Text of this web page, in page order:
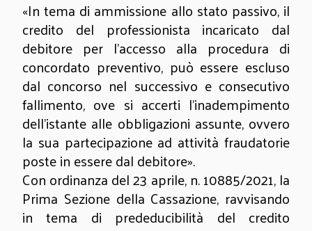
«In tema di ammissione allo stato passivo, il
credito del professionista incaricato dal
debitore per l'accesso alla procedura di
concordato preventivo, può essere escluso
dal concorso nel successivo e consecutivo
fallimento, ove si accerti l'inadempimento
dell'istante alle obbligazioni assunte, ovvero
la sua partecipazione ad attività fraudatorie
poste in essere dal debitore».
Con ordinanza del 23 aprile, n. 10885/2021, la
Prima Sezione della Cassazione, ravvisando
in tema di prededucibilità del credito